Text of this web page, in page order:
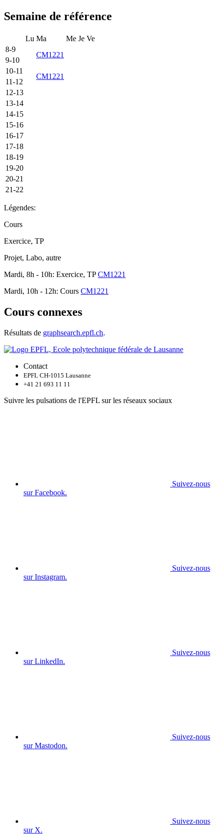
Semaine de référence
Lu Ma Me Je Ve
8-9
CM1221
9-10
10-11
CM1221
11-12
12-13
13-14
14-15
15-16
16-17
17-18
18-19
19-20
20-21
21-22
Légendes:
Cours
Exercice, TP
Projet, Labo, autre
Mardi, 8h - 10h: Exercice, TPCM1221
Mardi, 10h - 12h: Cours CM1221
Cours connexes
Résultats de graphsearch.epfl.ch.
Contact
EPFL CH-1015 Lausanne
+41 21 693 11 11
Suivre les pulsations de l'EPFL sur les réseaux sociaux
Suivez-nous
sur Facebook.
Suivez-nous
sur Instagram.
Suivez-nous
sur LinkedIn.
Suivez-nous
sur Mastodon.
Suivez-nous
sur X.